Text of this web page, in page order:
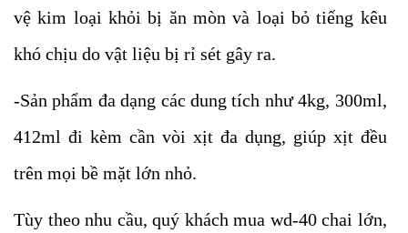
vệ kim loại khỏi bị ăn mòn và loại bỏ tiếng kêu
khó chịu do vật liệu bị rỉ sét gây ra.
-Sản phẩm đa dạng các dung tích như 4kg, 300ml,
412ml đi kèm cần vòi xịt đa dụng, giúp xịt đều
trên mọi bề mặt lớn nhỏ.
Tùy theo nhu cầu, quý khách mua wd-40 chai lớn,